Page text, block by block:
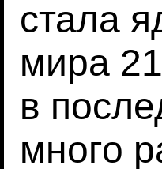
стала
мира
в
много